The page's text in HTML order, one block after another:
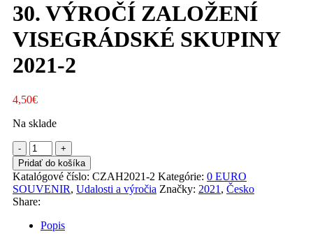
30. VÝROČÍ ZALOŽENÍ
VISEGRÁDSKÉ SKUPINY
2021-2
4,50€
Na sklade
množstvo
30.
VÝROČÍ
ZALOŽENÍ
VISEGRÁDSKÉ
SKUPINY
2021-
Pridať do košíka
Katalógové číslo: CZAH2021-2 Kategórie: 0 EURO
SOUVENIR, Udalosti a výročia Značky: 2021 , Česko
Share:
Popis